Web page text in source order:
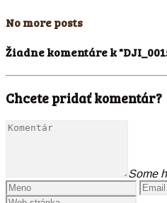
No more posts
Žiadne komentáre k
Chcete pridať komentár?
Some